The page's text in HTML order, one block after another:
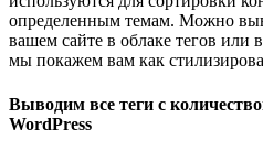
определенным темам. Можно
вашем сайте в облаке тегов или
мы покажем вам как
Выводим все теги с
WordPress